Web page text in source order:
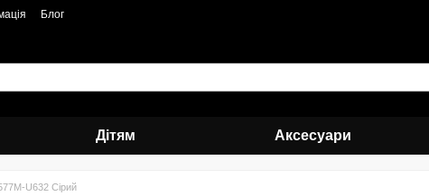
Блог
Дітям Аксесуари
U632 Сірий